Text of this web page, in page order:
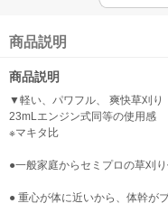
お問い合わせについて
で、メールやチャットでの
からの通常のご案内はメー
販売価格について
示価格とサイト表示価格（
い。
商品説明
商品説明
▼軽い、パワフル、 爽快草刈
23mLエンジン式同等の使用感
※マキタ比
●一般家庭からセミプロの草刈
● 重心が体に近いから、体幹が